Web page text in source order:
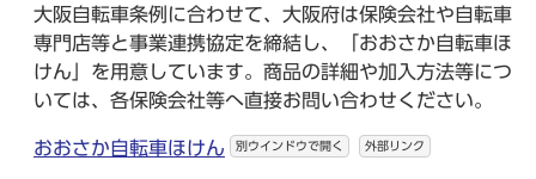
大阪自転車条例に合わせて、大阪府は保険会社や自転車
専門店等と事業連携協定を締結し、「おおさか自転車ほ
けん」を用意しています。商品の詳細や加入方法等につ
いては、各保険会社等へ直接お問い合わせください。
おおさか自転車ほけん 別ウインドウで開く 外部リンク